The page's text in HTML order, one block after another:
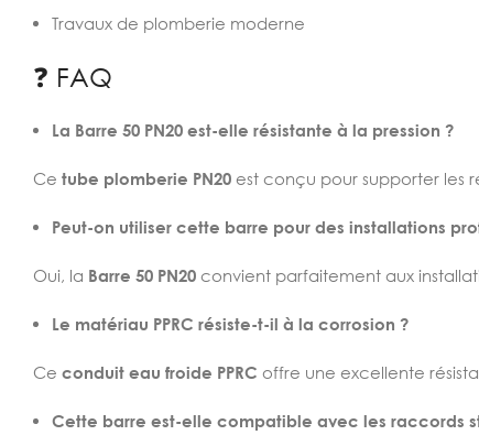
Travaux de plomberie moderne
❓ FAQ
La Barre 50 PN20 est-elle résistante à la pression ?
Ce tube plomberie PN20 est conçu pour supporter les
Peut-on utiliser cette barre pour des installations
Oui, la Barre 50 PN20 convient parfaitement aux
Le matériau PPRC résiste-t-il à la corrosion ?
Ce conduit eau froide PPRC offre une excellente
Cette barre est-elle compatible avec les raccords